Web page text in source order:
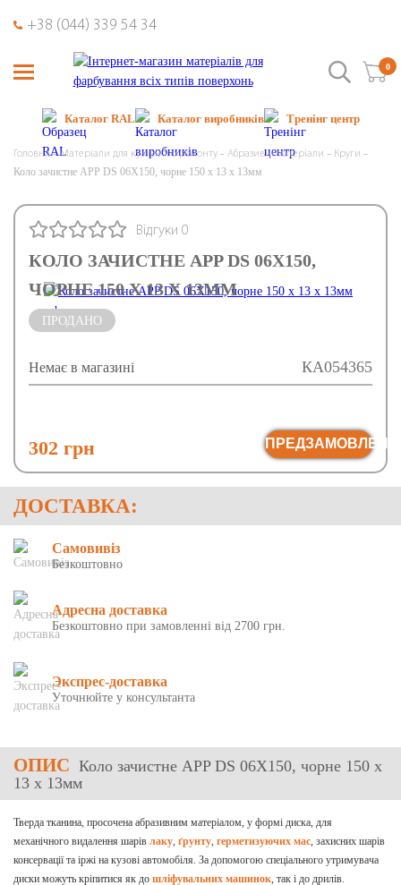
+38 (044) 339 54 34
0
Каталог RAL Каталог виробників Тренінг центр
Головна Матеріали для кузовного ремонту Абразивні матеріали Круги
Коло зачистне APP DS 06X150, чорне 150 x 13 x 13мм
КОЛО ЗАЧИСТНЕ APP DS 06X150,
ЧОРНЕ 150 X 13 X 13ММ
Відгуки 0
КА054365
Немає в магазині
ПРОДАНО
302 грн
ДОСТАВКА:
Самовивіз
Безкоштовно
Адресна доставка
Безкоштовно при замовленні від 2700 грн.
Экспрес-доставка
Уточнюйте у консультанта
ОПИС Коло зачистне APP DS 06X150, чорне 150 x
13 x 13мм
Тверда тканина, просочена абразивним матеріалом, у формі диска, для
механічного видалення шарів лаку, ґрунту, герметизуючих мас, захисних шарів
консервації та іржі на кузові автомобіля. За допомогою спеціального утримувача
диски можуть кріпитися як до шліфувальних машинок, так і до дрилів.